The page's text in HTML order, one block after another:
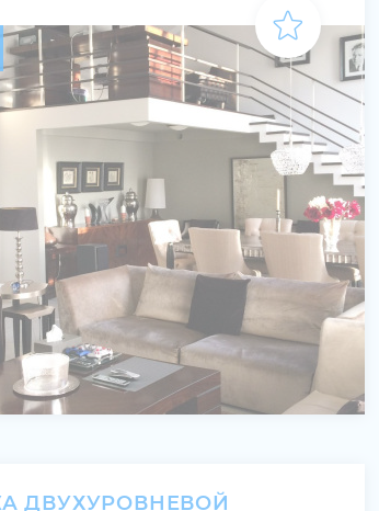
ДВУХУРОВНЕВОЙ